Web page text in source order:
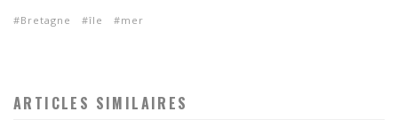
Bretagne île mer
ARTICLES SIMILAIRES